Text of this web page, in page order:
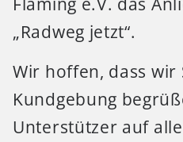
„Radweg jetzt“.
Wir hoffen, dass wir
Kundgebung
Unterstützer auf